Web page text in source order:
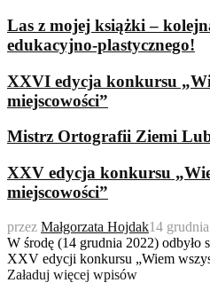
Las z mojej książki –
edukacyjno-plastycznego!
XXVI edycja konkursu
miejscowości”
Mistrz Ortografii Ziemi
XXV edycja konkursu
miejscowości”
przez Małgorzata Hojdak14
W środę (14 grudnia 2022) odbyło
XXV edycji konkursu „Wiem
Załaduj więcej wpisów